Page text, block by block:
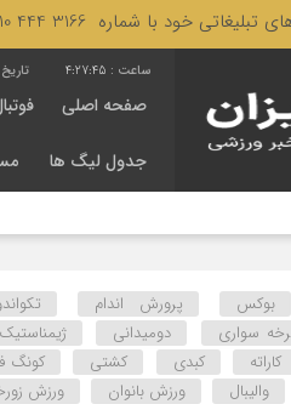
شماره 3166 444 0910 تماس حاصل فرمایید.
4:27:46
صفحه اصلی
جدول لیگ ها
بوکس پرورش اندام
سواری دومیدانی ژیمناستیک
کاراته کبدی کشتی کونگ
والیبال ورزش بانوان ورزش